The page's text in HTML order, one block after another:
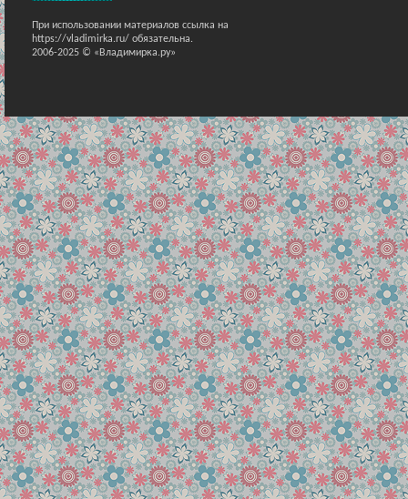
При использовании материалов ссылка на
https://vladimirka.ru/ обязательна.
2006-2025 © «Владимирка.ру»